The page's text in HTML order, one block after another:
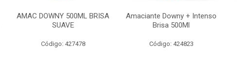
AMAC DOWNY 500ML BRISA
SUAVE
Código: 427478
Amaciante Downy + Intenso
Brisa 500Ml
Código: 424823